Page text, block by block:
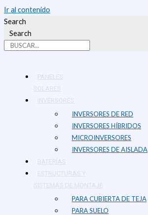
Ir al contenido
Search
Search
PANELES
SOLARES
INVERSORES
INVERSORES DE RED
INVERSORES HÍBRIDOS
MICROINVERSORES
INVERSORES DE AISLADA
BATERÍAS
ESTRUCTURAS Y
SISTEMAS DE MONTAJE
PARA CUBIERTA DE TEJA
PARA SUELO